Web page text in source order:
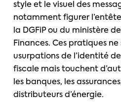
style et le visuel des
notamment figurer
la DGFiP ou du ministère
Finances. Ces pratiques
usurpations de l’identité
fiscale mais touchent
les banques, les
distributeurs d’énergie.